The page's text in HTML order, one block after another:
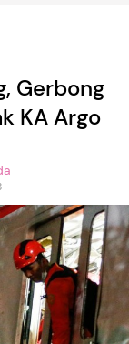
Gerbong
KA Argo